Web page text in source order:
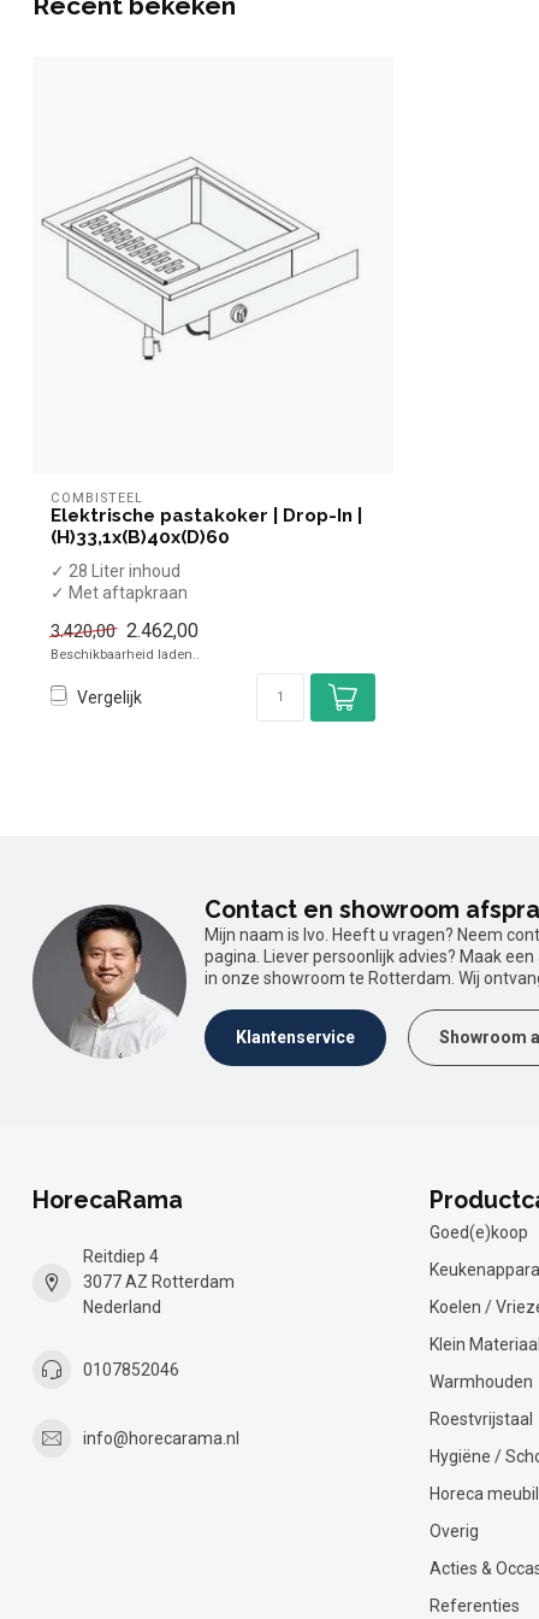
COMBISTEEL
Elektrische pastakoker | Drop-In |
(H)33,1x(B)40x(D)60
✓ 28 Liter inhoud
✓ Met aftapkraan
✓ 9 kW
✓ 400 Volt
3.420,00 2.462,00
Beschikbaarheid laden..
Vergelijk
Contact en showroom
Mijn naam is Ivo. Heeft u vragen? Neem
pagina. Liever persoonlijk advies? Maak
in onze showroom te Rotterdam. Wij
Klantenservice Showroom
HorecaRama
Reitdiep 4
3077 AZ Rotterdam
Nederland
0107852046
info@horecarama.nl
Goed(e)koop
Koelen /
Klein Materiaal
Warmhouden
Roestvrijstaal
Hygiëne /
Horeca
Overig
Acties &
Referenties